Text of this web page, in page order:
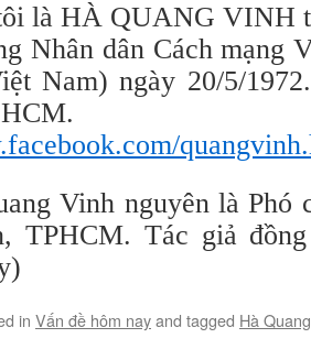
là HÀ QUANG VINH
Nhân dân Cách mạng
Nam) ngày 20/5/
Vinh nguyên là Phó
TPHCM. Tác giả
in Vấn đề hôm nayand tagged Hà